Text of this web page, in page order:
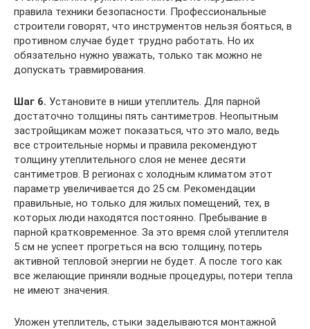
правила техники безопасности. Профессиональные
строители говорят, что инструментов нельзя бояться, в
противном случае будет трудно работать. Но их
обязательно нужно уважать, только так можно не
допускать травмирования.
Шаг 6. Установите в ниши утеплитель. Для парной
достаточно толщины пять сантиметров. Неопытным
застройщикам может показаться, что это мало, ведь
все строительные нормы и правила рекомендуют
толщину утеплительного слоя не менее десяти
сантиметров. В регионах с холодным климатом этот
параметр увеличивается до 25 см. Рекомендации
правильные, но только для жилых помещений, тех, в
которых люди находятся постоянно. Пребывание в
парной кратковременное. За это время слой утеплителя
5 см не успеет прогреться на всю толщину, потерь
активной тепловой энергии не будет. А после того как
все желающие приняли водные процедуры, потери тепла
не имеют значения.
Уложен утеплитель, стыки заделываются монтажной